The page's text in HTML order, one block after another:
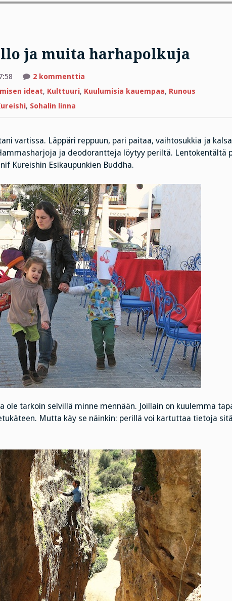
ja muita harhapolkuja
2 kommenttiaartikkeliin
pääkallo
ideat, Kulttuuri, Kuulumisia kauempaa, Runous
, Sohalin linna
vartissa. Läppäri reppuun, pari paitaa, vaihtosukkia ja
ja deodorantteja löytyy periltä. Lentokentältä
Kureishin Esikaupunkien Buddha.
ole tarkoin selvillä minne mennään. Joillain on kuulemma
Mutta käy se näinkin: perillä voi kartuttaa tietoja